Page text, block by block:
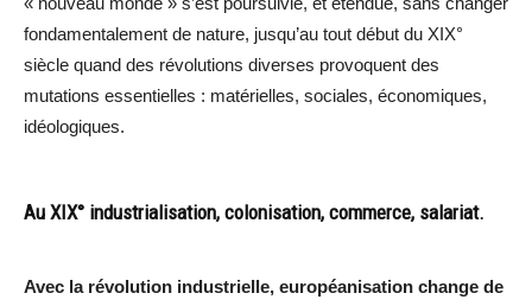
fondamentalement de nature, jusqu’au tout début du XIX°
siècle quand des révolutions diverses provoquent des
mutations essentielles : matérielles, sociales, économiques,
idéologiques.
Au XIX° industrialisation, colonisation, commerce, salariat.
Avec la révolution industrielle, européanisation change de